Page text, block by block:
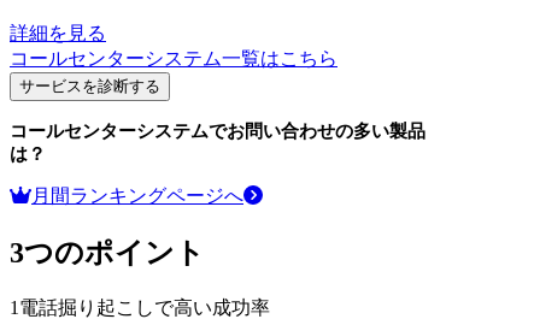
詳細を見る
コールセンターシステム一覧はこちら
サービスを診断する
コールセンターシステムでお問い合わせの多い製品
は？
月間ランキングページへ
3つのポイント
1 電話掘り起こしで高い成功率